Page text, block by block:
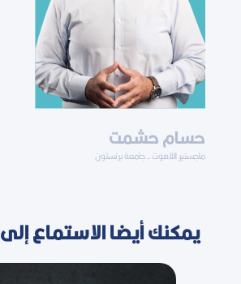
حسام حشمت
ماجستير اللاهوت - جامعة برنستون
يمكنك أيضا الاستماع إلى